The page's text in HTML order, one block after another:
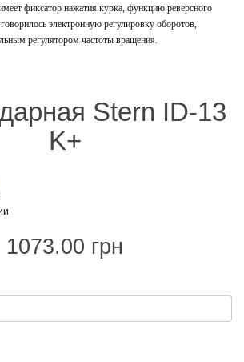
фиксатор нажатия курка, функцию реверсного
электронную регулировку оборотов,
регулятором частоты вращения.
Stern ID-13
K+
1073.00 грн